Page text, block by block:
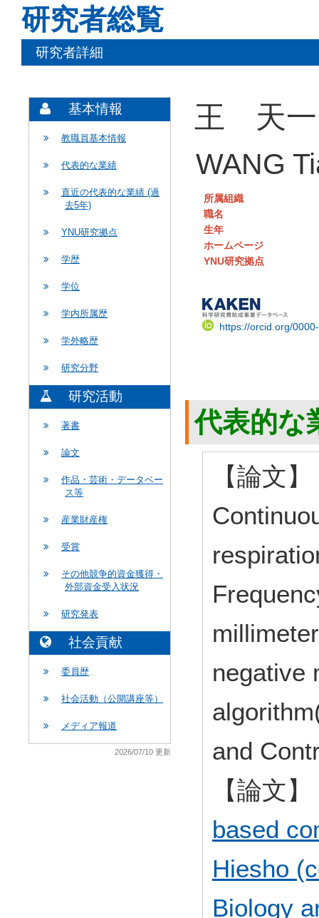
研究者総覧
研究者詳細
基本情報
教職員基本情報
代表的な業績
直近の代表的な業績 (過
去5年)
YNU研究拠点
学歴
学位
学内所属歴
学外略歴
研究分野
研究活動
著書
論文
作品・芸術・データベー
ス等
産業財産権
受賞
その他競争的資金獲得・
外部資金受入状況
研究発表
社会貢献
委員歴
社会活動（公開講座等）
メディア報道
2026/07/10 更新
王 天
WANG
所属組織
職名
生年
ホームページ
YNU研究拠点
https://orcid.org/
代表的な
【論文
negative
and
【論文】
based
Hiesho
Biology